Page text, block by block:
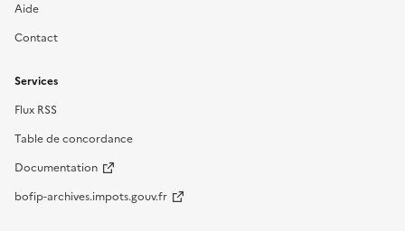
Aide
Contact
Services
Flux RSS
Table de concordance
Documentation
bofip-archives.impots.gouv.fr